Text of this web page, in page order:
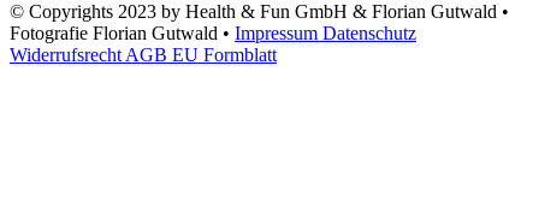
© Copyrights 2023 by Health & Fun GmbH & Florian Gutwald •
Fotografie Florian Gutwald • Impressum Datenschutz
WiderrufsrechtAGB EU Formblatt